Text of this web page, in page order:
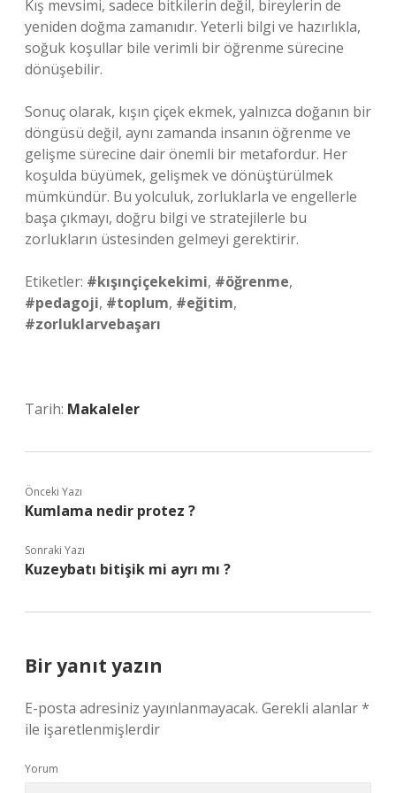
Kış mevsimi, sadece bitkilerin değil, bireylerin de
yeniden doğma zamanıdır. Yeterli bilgi ve hazırlıkla,
soğuk koşullar bile verimli bir öğrenme sürecine
dönüşebilir.
Sonuç olarak, kışın çiçek ekmek, yalnızca doğanın bir
döngüsü değil, aynı zamanda insanın öğrenme ve
gelişme sürecine dair önemli bir metafordur. Her
koşulda büyümek, gelişmek ve dönüştürülmek
mümkündür. Bu yolculuk, zorluklarla ve engellerle
başa çıkmayı, doğru bilgi ve stratejilerle bu
zorlukların üstesinden gelmeyi gerektirir.
Etiketler: #kışınçiçekekimi, #öğrenme,
#pedagoji, #toplum, #eğitim,
#zorluklarvebaşarı
Tarih: Makaleler
Önceki Yazı
Kumlama nedir protez ?
Sonraki Yazı
Kuzeybatı bitişik mi ayrı mı ?
Bir yanıt yazın
E-posta adresiniz yayınlanmayacak. Gerekli alanlar*
ile işaretlenmişlerdir
Yorum